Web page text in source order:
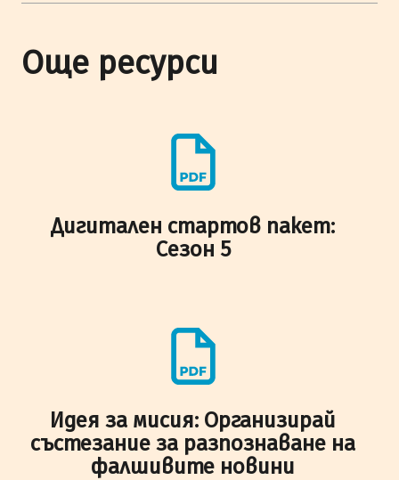
Още ресурси
Дигитален стартов пакет:
Сезон 5
Идея за мисия: Организирай
състезание за разпознаване на
фалшивите новини